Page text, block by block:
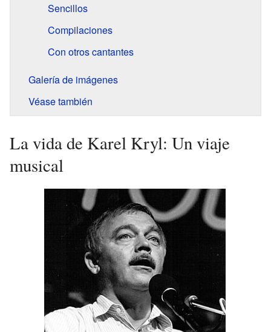
Sencillos
Compilaciones
Con otros cantantes
Galería de imágenes
Véase también
La vida de Karel Kryl: Un viaje
musical